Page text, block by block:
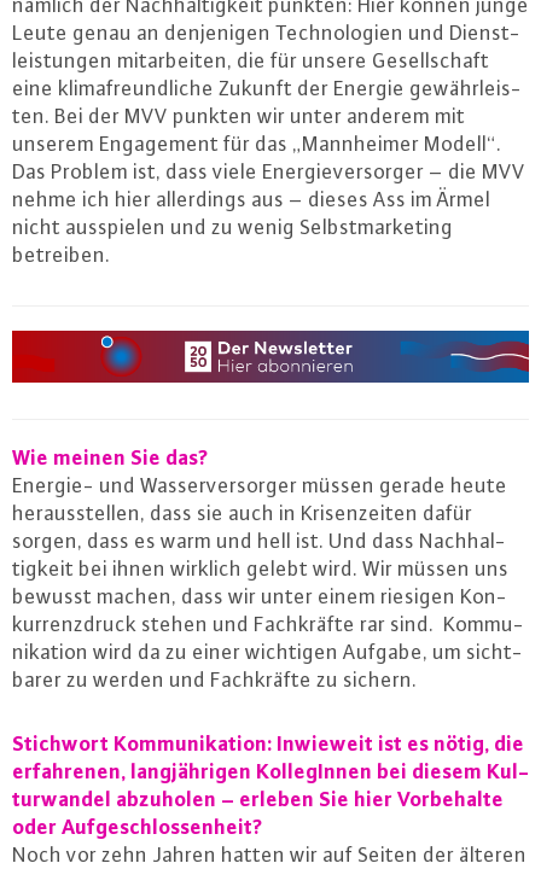
nämlich der Nach­hal­tig­keit punkten: Hier können junge
Leute genau an den­je­ni­gen Tech­no­lo­gi­en und Dienst­
leis­tun­gen mit­ar­bei­ten, die für unsere Ge­sell­schaft
eine kli­ma­freund­li­che Zukunft der Energie ge­währ­leis­
ten. Bei der MVV punkten wir unter anderem mit
unserem En­ga­ge­ment für das „Mann­hei­mer Modell“.
Das Problem ist, dass viele En­er­gie­ver­sor­ger – die MVV
nehme ich hier al­ler­dings aus – dieses Ass im Ärmel
nicht aus­spie­len und zu wenig Selbst­mar­ke­ting
betreiben.
Wie meinen Sie das?
Energie- und Was­ser­ver­sor­ger müssen gerade heute
her­aus­stel­len, dass sie auch in Kri­sen­zei­ten dafür
sorgen, dass es warm und hell ist. Und dass Nach­hal­
tig­keit bei ihnen wirklich gelebt wird. Wir müssen uns
bewusst machen, dass wir unter einem riesigen Kon­
kur­renz­druck stehen und Fach­kräf­te rar sind. Kom­mu­
ni­ka­ti­on wird da zu einer wichtigen Aufgabe, um sicht­
ba­rer zu werden und Fach­kräf­te zu sichern.
Stichwort Kom­mu­ni­ka­ti­on: Inwieweit ist es nötig, die
er­fah­re­nen, lang­jäh­ri­gen Kol­le­gIn­nen bei diesem Kul­
tur­wan­del abzuholen – erleben Sie hier Vor­be­hal­te
oder Auf­ge­schlos­sen­heit?
Noch vor zehn Jahren hatten wir auf Seiten der älteren